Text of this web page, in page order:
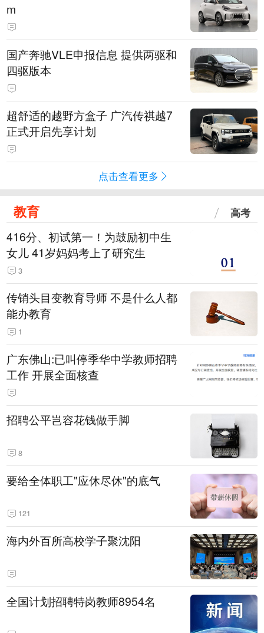
m
国产奔驰VLE申报信息 提供两驱和
四驱版本
超舒适的越野方盒子 广汽传祺越7
正式开启先享计划
点击查看更多
教育 高考
416分、初试第一！为鼓励初中生
女儿 41岁妈妈考上了研究生
3
传销头目变教育导师 不是什么人都
能办教育
1
广东佛山:已叫停季华中学教师招聘
工作 开展全面核查
招聘公平岂容花钱做手脚
8
要给全体职工"应休尽休"的底气
121
海内外百所高校学子聚沈阳
全国计划招聘特岗教师8954名